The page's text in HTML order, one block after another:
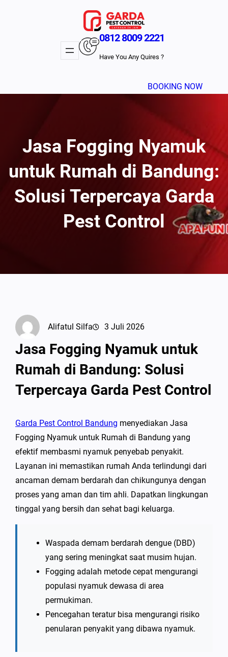
0812 8009 2221
Have You Any Quires ?
BOOKING NOW
Jasa Fogging Nyamuk
untuk Rumah di Bandung:
Solusi Terpercaya Garda
Pest Control
Alifatul Silfa 3 Juli 2026
Jasa Fogging Nyamuk untuk
Rumah di Bandung: Solusi
Terpercaya Garda Pest Control
Garda Pest Control Bandung menyediakan Jasa
Fogging Nyamuk untuk Rumah di Bandung yang
efektif membasmi nyamuk penyebab penyakit.
Layanan ini memastikan rumah Anda terlindungi dari
ancaman demam berdarah dan chikungunya dengan
proses yang aman dan tim ahli. Dapatkan lingkungan
tinggal yang bersih dan sehat bagi keluarga.
Waspada demam berdarah dengue (DBD)
yang sering meningkat saat musim hujan.
Fogging adalah metode cepat mengurangi
populasi nyamuk dewasa di area
permukiman.
Pencegahan teratur bisa mengurangi risiko
penularan penyakit yang dibawa nyamuk.